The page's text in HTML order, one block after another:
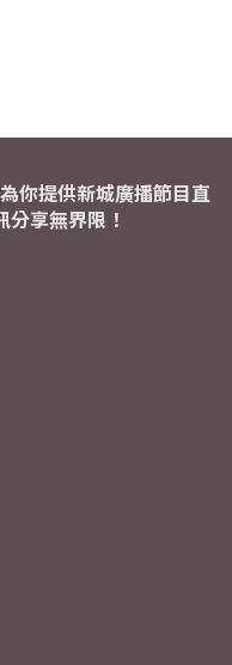
你提供新城廣播節目直
享無界限！